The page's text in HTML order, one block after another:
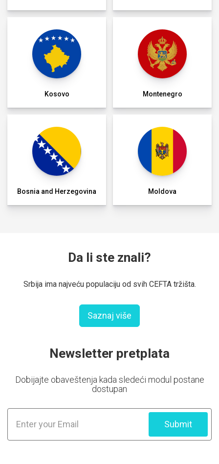
Kosovo Montenegro
Bosnia and Herzegovina Moldova
Da li ste znali?
Srbija ima najveću populaciju od svih CEFTA tržišta.
Saznaj više
Newsletter pretplata
Dobijajte obaveštenja kada sledeći modul postane
dostupan
Submit